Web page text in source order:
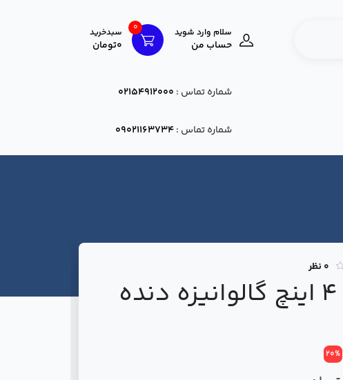
سلام وارد شوید
حساب من
0 سبدخرید
0تومان
شماره تماس : 02154912000
شماره تماس :09021163734
0 نظر
سراه 4 اینچ گالوانیزه دنده
20%